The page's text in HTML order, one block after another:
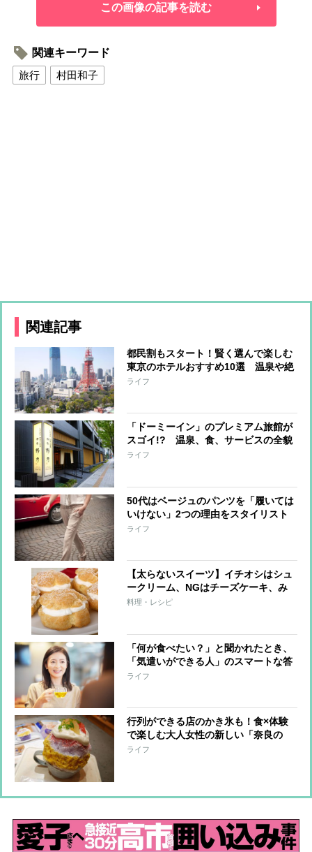
この画像の記事を読む
関連キーワード
旅行
村田和子
関連記事
都民割もスタート！賢く選んで楽しむ
東京のホテルおすすめ10選 温泉や絶
景、ワーケーションも
ライフ
「ドーミーイン」のプレミアム旅館が
スゴイ!? 温泉、食、サービスの全貌
ライフ
50代はベージュのパンツを「履いては
いけない」2つの理由をスタイリスト
が解説
ライフ
【太らないスイーツ】イチオシはシュ
ークリーム、NGはチーズケーキ、み
たらし団子
料理・レシピ
「何が食べたい？」と聞かれたとき、
「気遣いができる人」のスマートな答
え方
ライフ
行列ができる店のかき氷も！食×体験
で楽しむ大人女性の新しい「奈良の
旅」
ライフ